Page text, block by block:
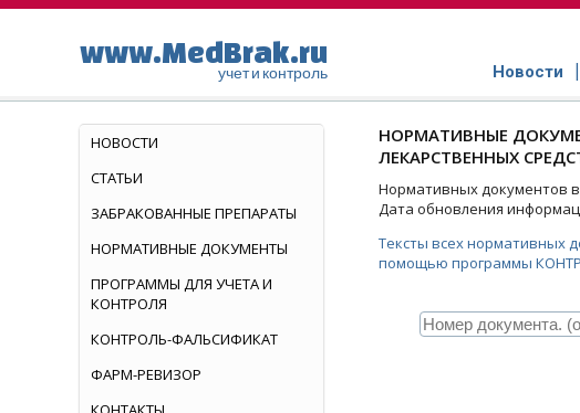
www.MedBrak.ru
учет и контроль Новости
НОРМАТИВНЫЕ
ЛЕКАРСТВЕННЫХ
Нормативных документов в
Дата обновления
Тексты всех нормативных
помощью программы
НОВОСТИ
СТАТЬИ
ЗАБРАКОВАННЫЕ ПРЕПАРАТЫ
НОРМАТИВНЫЕ ДОКУМЕНТЫ
ПРОГРАММЫ ДЛЯ УЧЕТА И
КОНТРОЛЯ
КОНТРОЛЬ-ФАЛЬСИФИКАТ
ФАРМ-РЕВИЗОР